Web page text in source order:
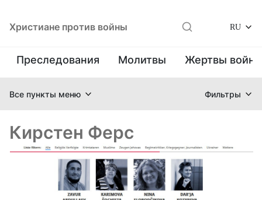
Христиане против войны RU
Преследования Молитвы Жертвы
Все пункты меню Фильтры
Кирстен Ферс